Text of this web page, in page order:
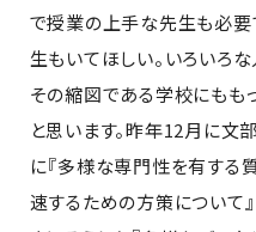
で授業の上手な先生も必要
生もいてほしい。いろいろ
その縮図である学校にもも
と思います。昨年12月に
に『多様な専門性を有す
速するための方策について